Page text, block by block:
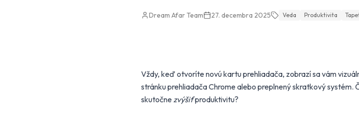
Dream Afar Team 27. decembra 2025 Veda Produktivita
Vždy, keď otvoríte novú kartu prehliadača, zobrazí sa vám
stránku prehliadača Chrome alebo preplnený skratkový systém.
skutočne zvýšiťproduktivitu?